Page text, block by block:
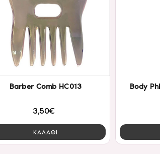
Barber Comb HC013
3,50€
ΚΑΛΑΘΙ
Body